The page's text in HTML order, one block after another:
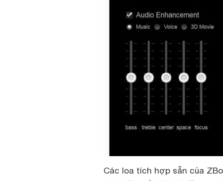
Các loa tích hợp sẵn của